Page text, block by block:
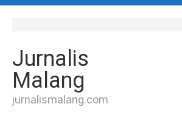
Jurnalis
Malang
jurnalismalang.com